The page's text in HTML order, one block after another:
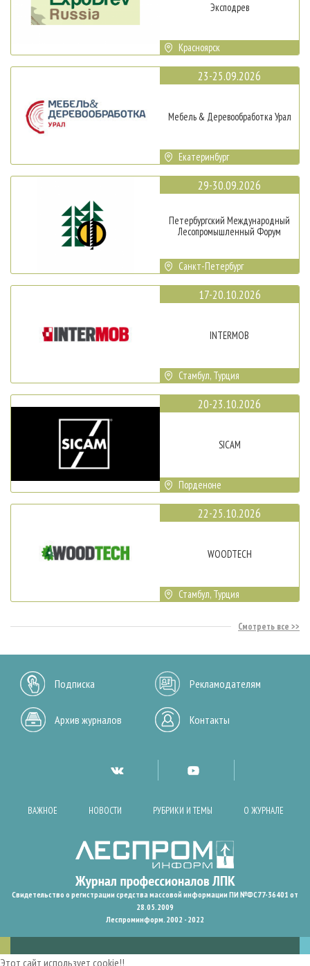
Эксподрев
Красноярск
23-25.09.2026
Мебель & Деревообработка Урал
Екатеринбург
29-30.09.2026
Петербургский Международный
Лесопромышленный Форум
Санкт-Петербург
17-20.10.2026
INTERMOB
Стамбул, Турция
20-23.10.2026
SICAM
Порденоне
22-25.10.2026
WOODTECH
Стамбул, Турция
Смотреть все
Подписка Рекламодателям
Архив журналов Контакты
ВАЖНОЕ НОВОСТИ РУБРИКИ И ТЕМЫ О ЖУРНАЛЕ
Свидетельство о регистрации средства массовой информации ПИ №ФС77-36401 от
28.05.2009
Леспроминформ. 2002 - 2022
Этот сайт использует cookie!!